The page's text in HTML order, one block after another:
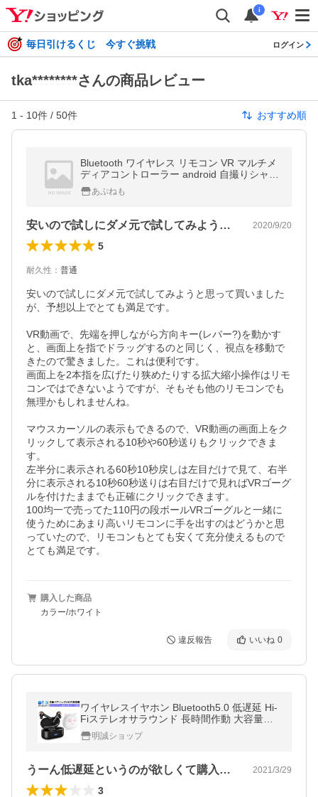
i
毎日引けるくじ 今すぐ挑戦 ログイン
tka********さんの商品レビュー
1 - 10件 / 50件 おすすめ順
Bluetooth ワイヤレス リモコン VR マルチメ
ディアコントローラー android 自撮りシャッ
ター カメラ 電池式 送料無料
あぷねも
安いので試しにダメ元で試してみようと思… 2020/9/20
5
耐久性 ： 普通
安いので試しにダメ元で試してみようと思って買いました
が、予想以上でとても満足です。
VR動画で、先端を押しながら方向キー(レバー?)を動かす
と、画面上を指でドラッグするのと同じく、視点を移動で
きたので驚きました。これは便利です。
画面上を2本指を広げたり狭めたりする拡大縮小操作はリモ
コンではできないようですが、そもそも他のリモコンでも
無理かもしれませんね。
マウスカーソルの表示もできるので、VR動画の画面上をク
リックして表示される10秒や60秒送りもクリックできま
す。
左半分に表示される60秒10秒戻しは左目だけで見て、右半
分に表示される10秒60秒送りは右目だけで見ればVRゴーグ
ルを付けたままでも正確にクリックできます。
100均一で売ってた110円の段ボールVRゴーグルと一緒に
使うためにあまり高いリモコンに手を出すのはどうかと思
っていたので、リモコンもとても安くて充分使えるもので
とても満足です。
購入した商品
カラー/ホワイト
違反報告 いいね 0
ワイヤレスイヤホン Bluetooth5.0 低遅延 Hi-
Fiステレオサラウンド 長時間作動 大容量バ
ッテリー マイク内蔵 ENCノイキャン クリア
【PL保険加入済み製品・安心】
明誠ショップ
うーん低遅延というのが欲しくて購入した… 2021/3/29
3